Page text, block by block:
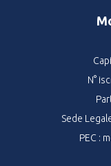
N°
Sede
PEC :